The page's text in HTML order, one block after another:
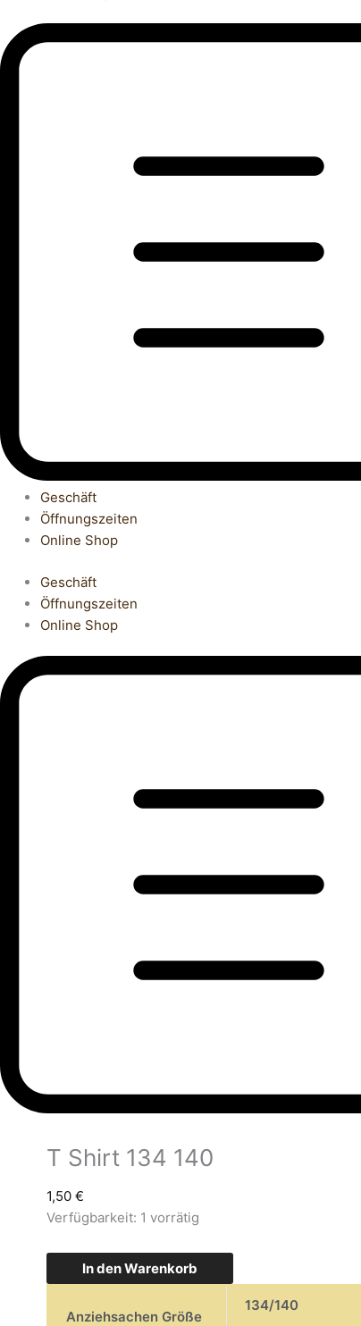
Geschäft
Öffnungszeiten
Online Shop
Geschäft
Öffnungszeiten
Online Shop
T Shirt 134 140
1,50 €
Verfügbarkeit: 1 vorrätig
In den Warenkorb
Anziehsachen Größe
134/140